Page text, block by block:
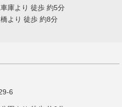
庫より 徒歩 約5分
より 徒歩 約8分
6